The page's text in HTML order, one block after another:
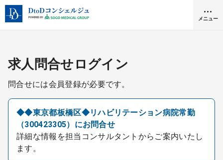
メニュー
クリニック開業
DtoDとは
お問合せ
医院の譲渡・売却をお考えの方
求人問合せログイン
問合せには会員登録が必要です。
◆◆東京都板橋区◆リハビリテーション病院常勤
（300423305）にお問合せ
詳細な情報を担当コンサルタントからご案内いたし
ます。